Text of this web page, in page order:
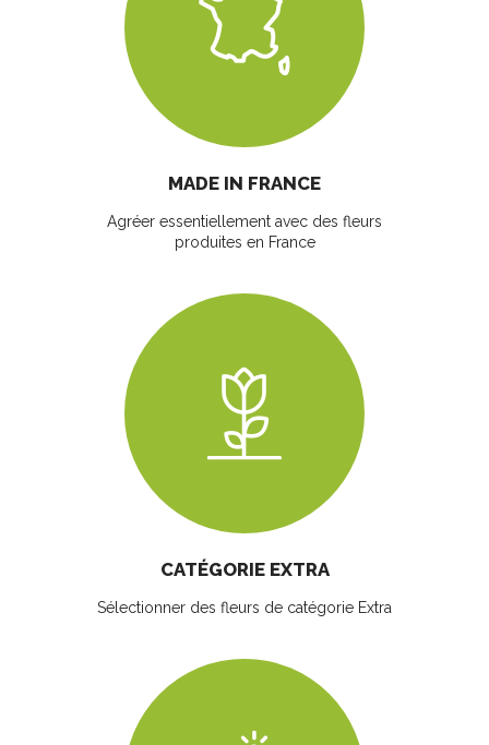
MADE IN FRANCE
Agréer essentiellement avec des fleurs
produites en France
CATÉGORIE EXTRA
Sélectionner des fleurs de catégorie Extra